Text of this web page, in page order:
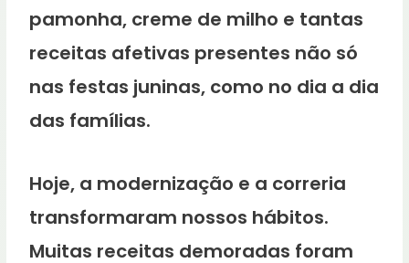
pamonha, creme de milho e tantas
receitas afetivas presentes não só
nas festas juninas, como no dia a dia
das famílias.
Hoje, a modernização e a correria
transformaram nossos hábitos.
Muitas receitas demoradas foram